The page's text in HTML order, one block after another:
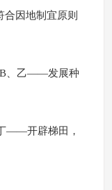
合因地制宜原则
、乙——发展种
——开辟梯田，